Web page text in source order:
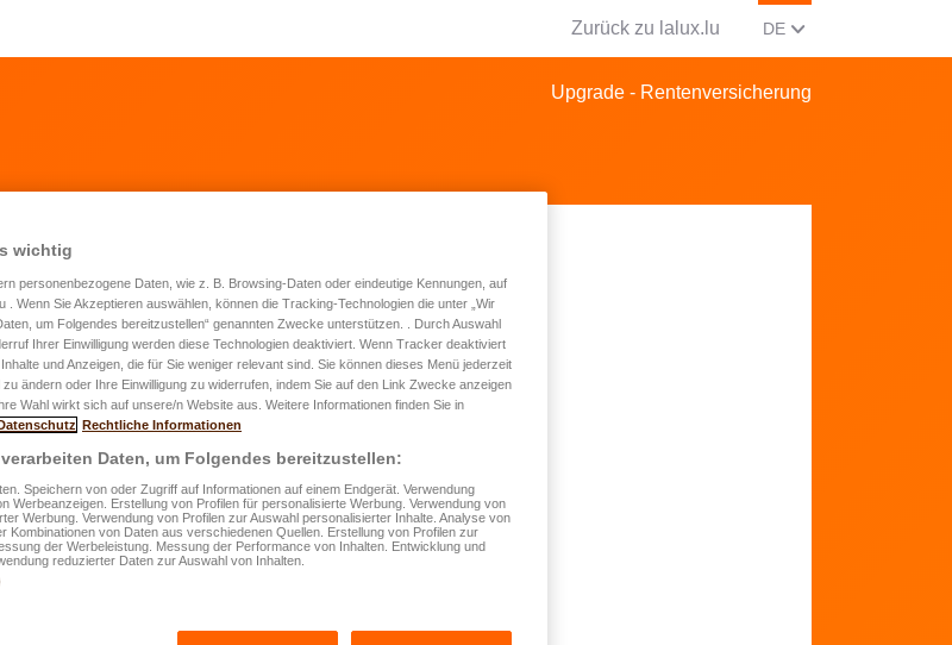
Zurück zu lalux.lu AKTUELLE SPRACHE
DE(DEUTSCH)
Upgrade - Rentenversicherung
Zusatzrentenversicherung bei der
und möchten die
um sich besser auf Ihren
möchten Sie Ihre Prämie
Prämie beträgt 25 €/Monat und der maximal
Betrag beläuft sich auf 4 500 €/Jahr
wichtig
personenbezogene Daten, wie z. B. Browsing-Daten oder eindeutige Kennungen, auf
. Wenn Sie Akzeptieren auswählen, können die Tracking-Technologien die unter „Wir
um Folgendes bereitzustellen“ genannten Zwecke unterstützen. . Durch Auswahl
Ihrer Einwilligung werden diese Technologien deaktiviert. Wenn Tracker deaktiviert
und Anzeigen, die für Sie weniger relevant sind. Sie können dieses Menü jederzeit
ändern oder Ihre Einwilligung zu widerrufen, indem Sie auf den Link Zwecke anzeigen
Wahl wirkt sich auf unsere/n Website aus. Weitere Informationen finden Sie in
Rechtliche Informationen
Daten, um Folgendes bereitzustellen:
Speichern von oder Zugriff auf Informationen auf einem Endgerät. Verwendung
Werbeanzeigen. Erstellung von Profilen für personalisierte Werbung. Verwendung von
Werbung. Verwendung von Profilen zur Auswahl personalisierter Inhalte. Analyse von
Kombinationen von Daten aus verschiedenen Quellen. Erstellung von Profilen zur
der Werbeleistung. Messung der Performance von Inhalten. Entwicklung und
reduzierter Daten zur Auswahl von Inhalten.